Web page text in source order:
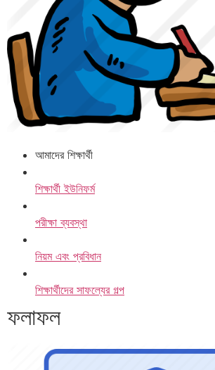
আমাদের শিক্ষার্থী
শিক্ষার্থী ইউনিফর্ম
পরীক্ষা ব্যবস্থা
নিয়ম এবং প্রবিধান
শিক্ষার্থীদের সাফল্যের গল্প
ফলাফল